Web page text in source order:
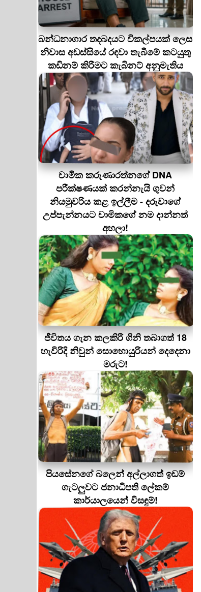
බන්ධනාගාර තදබදයට විකල්පයක් ලෙස
නිවාස අඩස්සියේ රඳවා තැබීමේ කටයුතු
කඩිනම් කිරීමට කැබිනට් අනුමැතිය
චාමික කරුණාරත්නගේ DNA
පරීක්ෂණයක් කරන්නැයි ගුවන්
නියමුවරිය කළ ඉල්ලීම - දරුවාගේ
උප්පැන්නයට චාමිකගේ නම දාන්නත්
අහලා!
ජීවිතය ගැන කලකිරී ගිනි තබාගත් 18
හැවිරිදි නිවුන් සොහොයුරියන් දෙදෙනා
මරුට!
පියසේනගේ බලෙන් අල්ලාගත් ඉඩම්
ගැටලුවට ජනාධිපති ලේකම්
කාර්යාලයෙන් විසඳුම්!